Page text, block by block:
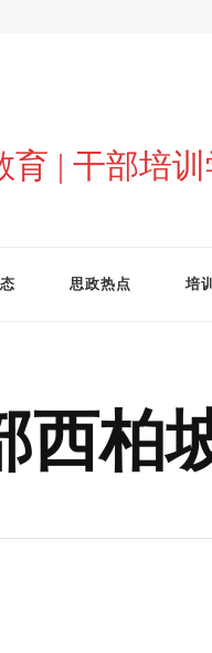
育 | 干部培
思政热点 培
西柏